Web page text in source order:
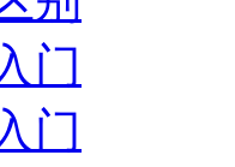
门
门